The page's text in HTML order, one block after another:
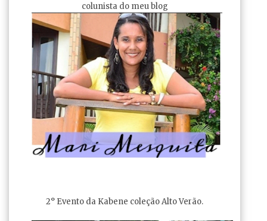
colunista do meu blog
2° Evento da Kabene coleção Alto Verão.